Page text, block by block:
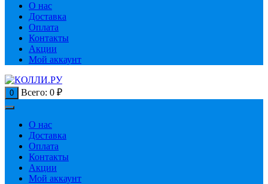
О нас
Доставка
Оплата
Контакты
Акции
Мой аккаунт
0 Всего: 0 ₽
О нас
Доставка
Оплата
Контакты
Акции
Мой аккаунт